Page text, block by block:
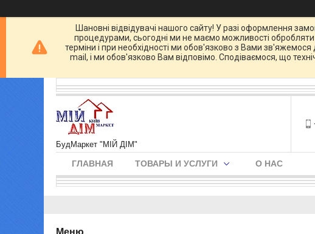
Шановні відвідувачі нашого сайту! У разі оформлення
процедурами, сьогодні ми не маємо можливості
терміни і при необхідності ми обов'язково з Вами
mail, і ми обов'язково Вам відповімо. Сподіваємося, що
БудМаркет "МІЙ ДІМ"
ГЛАВНАЯ ТОВАРЫ И УСЛУГИ О НАС